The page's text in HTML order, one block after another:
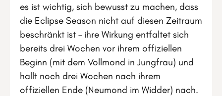
es ist wichtig, sich bewusst zu machen, dass
die Eclipse Season nicht auf diesen Zeitraum
beschränkt ist – ihre Wirkung entfaltet sich
bereits drei Wochen vor ihrem offiziellen
Beginn (mit dem Vollmond in Jungfrau) und
hallt noch drei Wochen nach ihrem
offiziellen Ende (Neumond im Widder) nach.